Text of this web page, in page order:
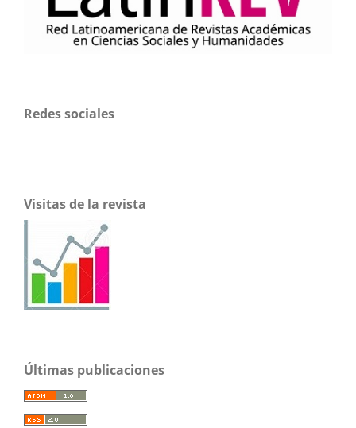
Redes sociales
Visitas de la revista
Últimas publicaciones